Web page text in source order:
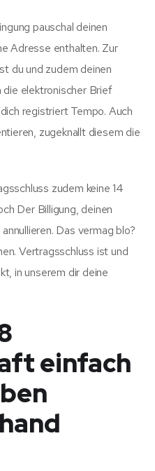
pauschal deinen
Adresse enthalten. Zur
du und zudem deinen
elektronischer Brief
registriert Tempo. Auch
zugeknallt diesem die
zudem keine 14
Der Billigung, deinen
Das vermag blo?
Vertragsschluss ist und
in unserem dir deine
einfach